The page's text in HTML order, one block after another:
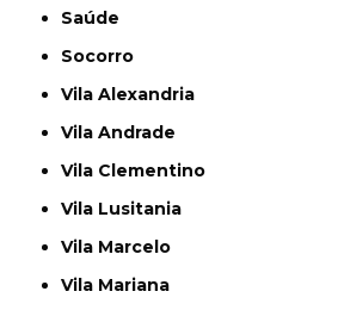
Saúde
Socorro
Vila Alexandria
Vila Andrade
Vila Clementino
Vila Lusitania
Vila Marcelo
Vila Mariana